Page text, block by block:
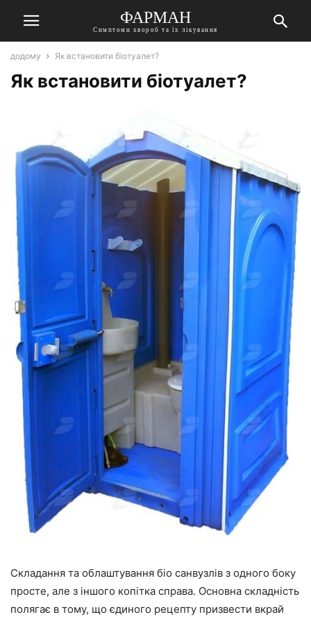
ФАРМАН
Симптоми хвороб та їх лікування
додому Як встановити біотуалет?
Як встановити біотуалет?
Складання та облаштування біо санвузлів з одного боку
просте, але з іншого копітка справа. Основна складність
полягає в тому, що єдиного рецепту призвести вкрай